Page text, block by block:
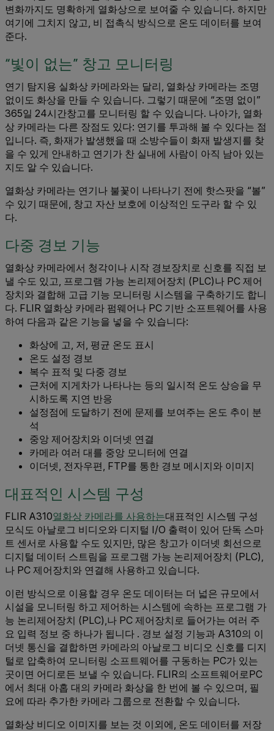
변화까지도 명확하게 열화상으로 보여줄 수 있습니다. 하지만
여기에 그치지 않고, 비 접촉식 방식으로 온도 데이터를 보여
준다.
“빛이 없는” 창고 모니터링
연기 탐지용 실화상 카메라와는 달리, 열화상 카메라는 조명
없이도 화상을 만들 수 있습니다. 그렇기 때문에 “조명 없이”
365일 24시간창고를 모니터링 할 수 있습니다. 나아가, 열화
상 카메라는 다른 장점도 있다: 연기를 투과해 볼 수 있다는 점
입니다. 즉, 화재가 발생했을 때 소방수들이 화재 발생지를 찾
을 수 있게 안내하고 연기가 찬 실내에 사람이 아직 남아 있는
지도 알 수 있습니다.
열화상 카메라는 연기나 불꽃이 나타나기 전에 핫스팟을 “볼”
수 있기 때문에, 창고 자산 보호에 이상적인 도구라 할 수 있
다.
다중 경보 기능
열화상 카메라에서 청각이나 시작 경보장치로 신호를 직접 보
낼 수도 있고, 프로그램 가능 논리제어장치 (PLC)나 PC 제어
장치와 결합해 고급 기능 모니터링 시스템을 구축하기도 합니
다. FLIR 열화상 카메라 펌웨어나 PC 기반 소프트웨어를 사용
하여 다음과 같은 기능을 넣을 수 있습니다:
화상에 고, 저, 평균 온도 표시
온도 설정 경보
복수 표적 및 다중 경보
근처에 지게차가 나타나는 등의 일시적 온도 상승을 무
시하도록 지연 반응
설정점에 도달하기 전에 문제를 보여주는 온도 추이 분
석
중앙 제어장치와 이더넷 연결
카메라 여러 대를 중앙 모니터에 연결
이더넷, 전자우편, FTP를 통한 경보 메시지와 이미지
대표적인 시스템 구성
FLIR A310열화상 카메라를 사용하는대표적인 시스템 구성
모식도 아날로그 비디오와 디지털 I/O 출력이 있어 단독 스마
트 센서로 사용할 수도 있지만, 많은 창고가 이더넷 회선으로
디지털 데이터 스트림을 프로그램 가능 논리제어장치 (PLC),
나 PC 제어장치와 연결해 사용하고 있습니다.
이런 방식으로 이용할 경우 온도 데이터는 더 넓은 규모에서
시설을 모니터링 하고 제어하는 시스템에 속하는 프로그램 가
능 논리제어장치 (PLC),나 PC 제어장치로 들어가는 여러 주
요 입력 정보 중 하나가 됩니다 . 경보 설정 기능과 A310의 이
더넷 통신을 결합하면 카메라의 아날로그 비디오 신호를 디지
털로 압축하여 모니터링 소프트웨어를 구동하는 PC가 있는
곳이면 어디로든 보낼 수 있습니다. FLIR의 소프트웨어로PC
에서 최대 아홉 대의 카메라 화상을 한 번에 볼 수 있으며, 필
요에 따라 추가한 카메라 그룹으로 전환할 수 있습니다.
열화상 비디오 이미지를 보는 것 이외에, 온도 데이터를 저장